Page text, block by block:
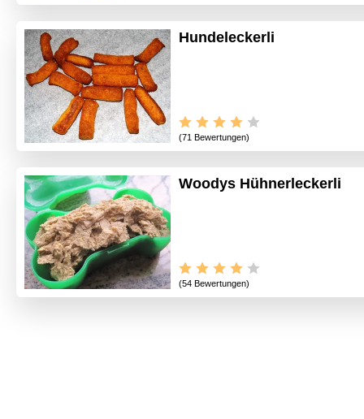
Hundeleckerli
(71 Bewertungen)
Woodys Hühnerleckerli
(54 Bewertungen)